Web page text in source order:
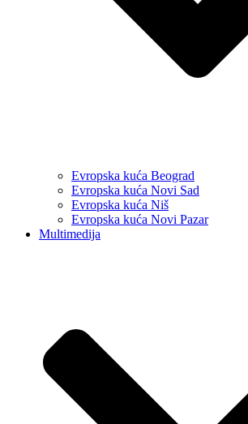
Evropska kuća Beograd
Evropska kuća Novi Sad
Evropska kuća Niš
Evropska kuća Novi Pazar
Multimedija